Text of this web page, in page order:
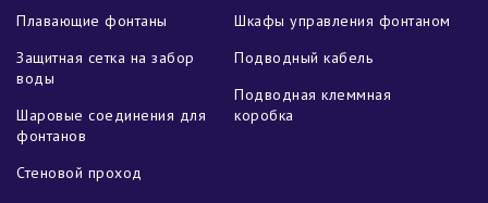
Плавающие фонтаны
Защитная сетка на забор
воды
Шаровые соединения для
фонтанов
Стеновой проход
Шкафы управления фонтаном
Подводный кабель
Подводная клеммная
коробка